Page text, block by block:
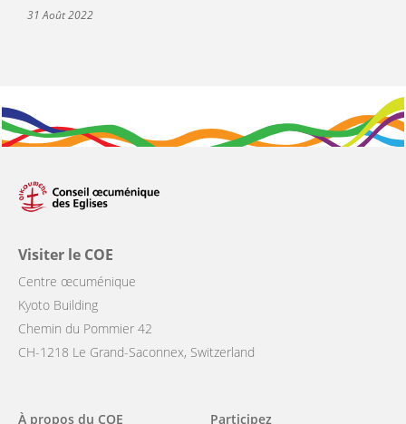
31 Août 2022
Visiter le COE
Centre œcuménique
Kyoto Building
Chemin du Pommier 42
CH-1218 Le Grand-Saconnex, Switzerland
Main
À propos du COE Participez